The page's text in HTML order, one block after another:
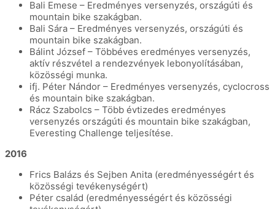
Bali Emese – Eredményes versenyzés, országúti és
mountain bike szakágban.
Bali Sára – Eredményes versenyzés, országúti és
mountain bike szakágban.
Bálint József – Többéves eredményes versenyzés,
aktív részvétel a rendezvények lebonyolításában,
közösségi munka.
ifj. Péter Nándor – Eredményes versenyzés, cyclocross
és mountain bike szakágban.
Rácz Szabolcs – Több évtizedes eredményes
versenyzés országúti és mountain bike szakágban,
Everesting Challenge teljesítése.
2016
Frics Balázs és Sejben Anita (eredményességért és
közösségi tevékenységért)
Péter család (eredményességért és közösségi